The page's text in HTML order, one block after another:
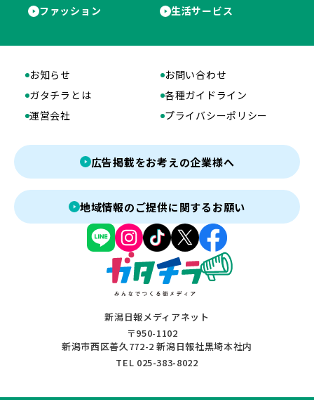
ファッション
生活サービス
新潟日報メディアネット
〒950-1102
新潟市西区善久772-2 新潟日報社黒埼本社内
TEL 025-383-8022
お知らせ
お問い合わせ
ガタチラとは
各種ガイドライン
運営会社
プライバシーポリシー
広告掲載をお考えの企業様へ
地域情報のご提供に関するお願い